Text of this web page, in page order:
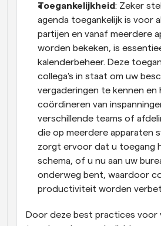
Toegankelijkheid: Zeker
agenda toegankelijk is voor
partijen en vanaf meerdere
worden bekeken, is
kalenderbeheer. Deze
collega's in staat om uw
vergaderingen te kennen en
coördineren van
verschillende teams of
die op meerdere apparaten
zorgt ervoor dat u toegang
schema, of u nu aan uw
onderweg bent, waardoor
productiviteit worden
Door deze best practices voor